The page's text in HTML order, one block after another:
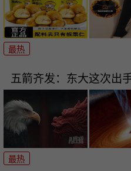
最热
五箭齐发：东大这次出
最热